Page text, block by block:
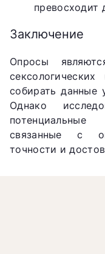
превосходит
Заключение
Опросы
собирать данные
Однако
связанные с
точности и